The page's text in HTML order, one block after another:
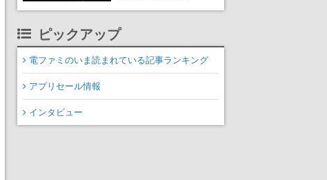
「Original Content
ピックアップ
電ファミのいま読まれている記事ランキング
アプリセール情報
インタビュー